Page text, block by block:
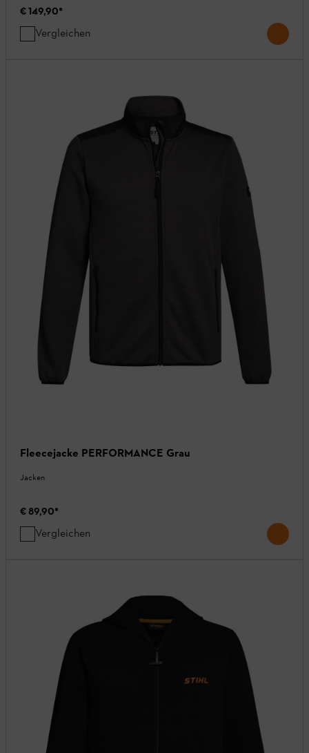
€ 149,90*
Vergleichen
Fleecejacke PERFORMANCE Grau
Jacken
€ 89,90*
Vergleichen